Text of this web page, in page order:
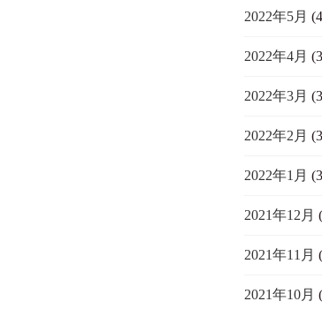
2022年5月
2022年4月
2022年3月
2022年2月
2022年1月
2021年12月
2021年11月
2021年10月